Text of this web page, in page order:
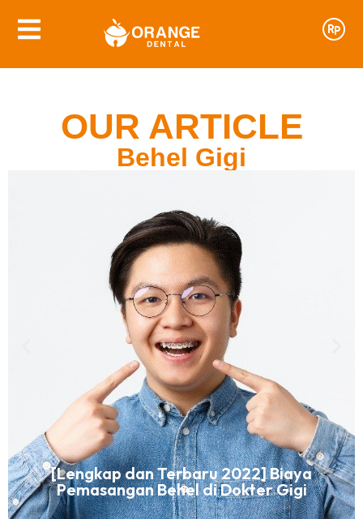
OUR ARTICLE
Behel Gigi
[Lengkap dan Terbaru 2022] Biaya
Pemasangan Behel di Dokter Gigi